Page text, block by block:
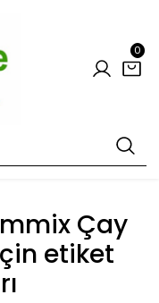
0
Çay
etiket